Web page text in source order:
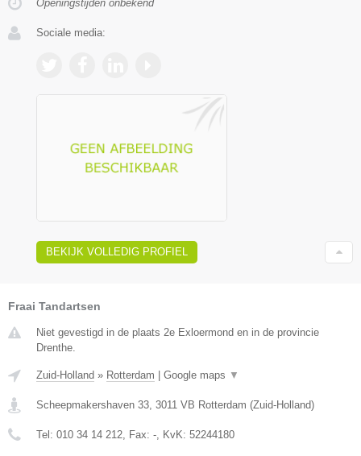
Openingstijden onbekend
Sociale media:
BEKIJK VOLLEDIG PROFIEL
Fraai Tandartsen
Niet gevestigd in de plaats 2e Exloermond en in de provincie
Drenthe.
Zuid-Holland » Rotterdam Google maps ▼
Scheepmakershaven 33, 3011 VB Rotterdam (Zuid-Holland)
Tel: 010 34 14 212, Fax: -, KvK: 52244180